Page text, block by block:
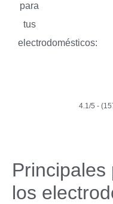
para
tus
electrodomésticos:
4.1/5 -
Principales
los